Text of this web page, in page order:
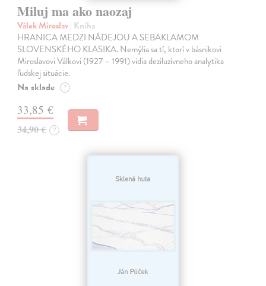
Miluj ma ako naozaj
Válek Miroslav| Kniha
HRANICA MEDZI NÁDEJOU A SEBAKLAMOM
SLOVENSKÉHO KLASIKA. Nemýlia sa tí, ktorí v básnikovi
Miroslavovi Válkovi (1927 – 1991) vidia deziluzívneho analytika
ľudskej situácie.
Na sklade ?
33,85 €
34,90 € ?